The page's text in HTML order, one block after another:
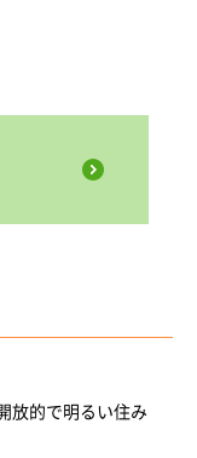
放的で明るい住み